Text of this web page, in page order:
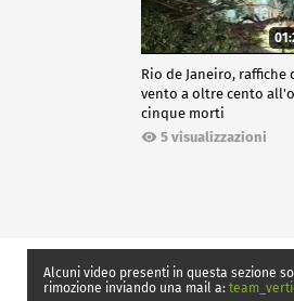
Rio de Janeiro, raffiche
vento a oltre cento
cinque morti
5 visualizzazioni
Alcuni video presenti in questa sezione
rimozione inviando una mail a: